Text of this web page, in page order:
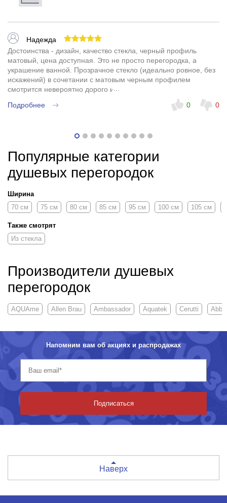
Надежда
Достоинства - дизайн, качество стекла, черный профиль
матовый, цена доступная. Это не просто перегородка, а
украшение ванной. Прозрачное стекло (идеально ровное, без
искажений) в сочетании с матовым черным профилем
смотрится невероятно дорого и стильно. Визуально не
перегружает пространство, ванная сразу стала выглядеть как в
дизайнерском журнале. Полотно тяжелое, увесистое, качество
Подробнее 0 0
Популярные категории
душевых перегородок
Ширина
70 см
75 см 80 см 85 см 95 см 100 см 105 см
Также смотрят
Из стекла
Производители душевых
перегородок
AQUAme Allen Brau Ambassador Aquatek Cerutti
Напомним вам об акциях и распродажах
Подписаться
Наверх